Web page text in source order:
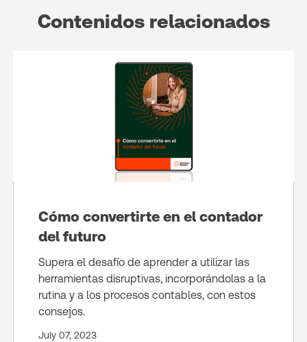
Contenidos relacionados
Cómo convertirte en el contador
del futuro
Supera el desafío de aprender a utilizar las
herramientas disruptivas, incorporándolas a la
rutina y a los procesos contables, con estos
consejos.
July 07, 2023